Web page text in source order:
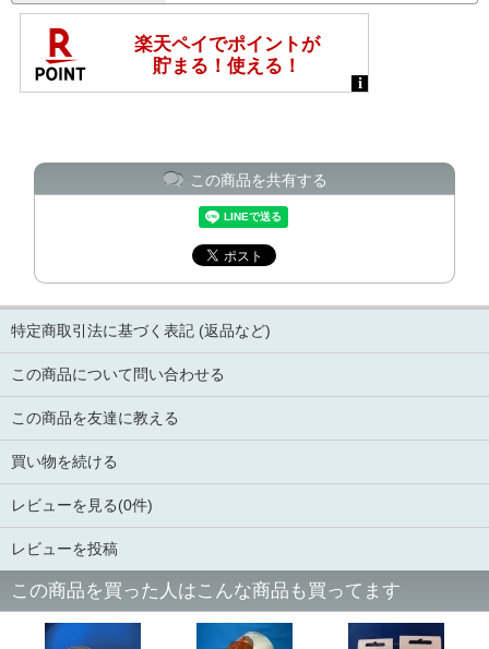
この商品を共有する
特定商取引法に基づく表記 (返品など)
この商品について問い合わせる
この商品を友達に教える
買い物を続ける
レビューを見る(0件)
レビューを投稿
この商品を買った人はこんな商品も買ってます